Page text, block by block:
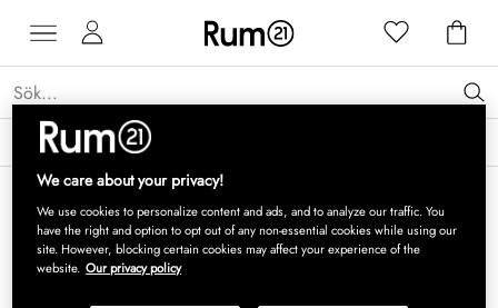
Få 15 % rabatt på Grythyttan Stålmöbler* →
We care about your privacy!
We use cookies to personalize content and ads, and to analyze our traffic. You
have the right and option to opt out of any non-essential cookies while using our
site. However, blocking certain cookies may affect your experience of the
website. Our privacy policy